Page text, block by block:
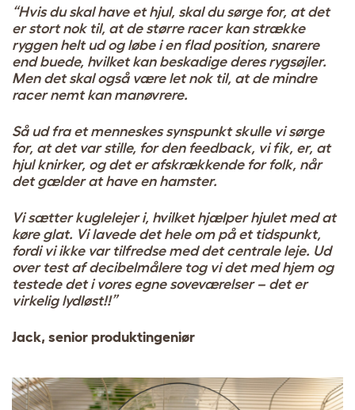
“Hvis du skal have et hjul, skal du sørge for, at det
er stort nok til, at de større racer kan strække
ryggen helt ud og løbe i en flad position, snarere
end buede, hvilket kan beskadige deres rygsøjler.
Men det skal også være let nok til, at de mindre
racer nemt kan manøvrere.
Så ud fra et menneskes synspunkt skulle vi sørge
for, at det var stille, for den feedback, vi fik, er, at
hjul knirker, og det er afskrækkende for folk, når
det gælder at have en hamster.
Vi sætter kuglelejer i, hvilket hjælper hjulet med at
køre glat. Vi lavede det hele om på et tidspunkt,
fordi vi ikke var tilfredse med det centrale leje. Ud
over test af decibelmålere tog vi det med hjem og
testede det i vores egne soveværelser – det er
virkelig lydløst!!”
Jack, senior produktingeniør